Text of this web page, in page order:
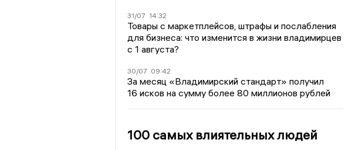
31/07 14:32
Товары с маркетплейсов, штрафы и послабления
для бизнеса: что изменится в жизни владимирцев
с 1 августа?
30/07 09:42
За месяц «Владимирский стандарт» получил
16 исков на сумму более 80 миллионов рублей
100 самых влиятельных людей